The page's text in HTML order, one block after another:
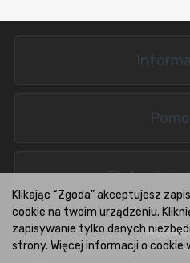
Płatności i
Klikając “Zgoda” akceptujesz
cookie na twoim urządzeniu.
zapisywanie tylko danych
strony. Więcej informacji o cookie